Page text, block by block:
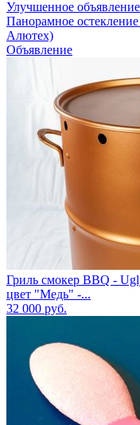
Улучшенное объявление
Панорамное
Алютех)
Объявление
Гриль смокер BBQ -
цвет "Медь" -...
32 000 руб.